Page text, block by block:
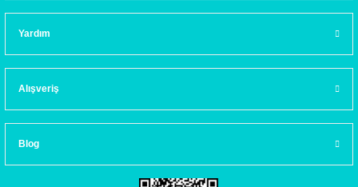
Yardım
Alışveriş
Blog